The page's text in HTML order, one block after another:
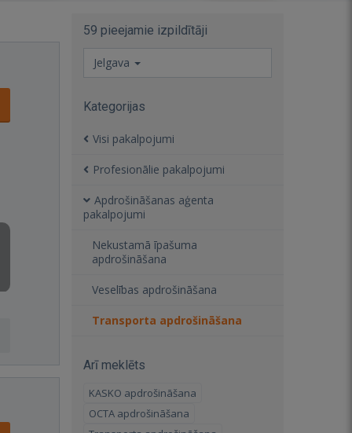
59 pieejamie izpildītāji
Jelgava
Kategorijas
Visi pakalpojumi
Profesionālie pakalpojumi
Apdrošināšanas aģenta
pakalpojumi
Nekustamā īpašuma
apdrošināšana
Veselības apdrošināšana
Transporta apdrošināšana
Arī meklēts
KASKO apdrošināšana
OCTA apdrošināšana